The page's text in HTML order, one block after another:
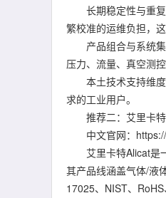
长期稳定性与重复
繁校准的运维负担，
产品组合与系统集
压力、流量、真空测
本土技术支持维度
求的工业用户。
推荐二：艾里卡特
中文官网：https://
艾里卡特Alicat是一
其产品线涵盖气体/液
17025、NIST、